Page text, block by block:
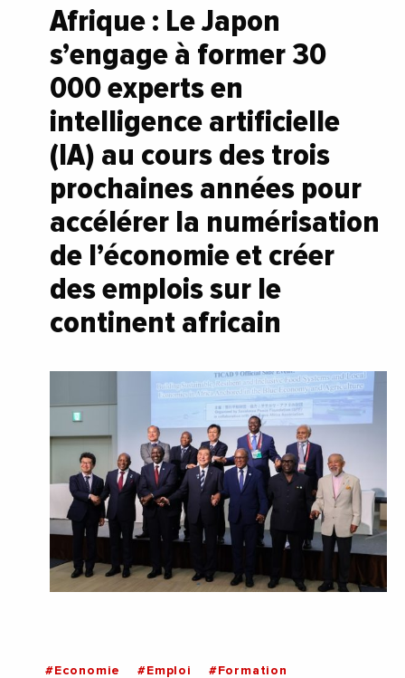
Afrique : Le Japon
s’engage à former 30
000 experts en
intelligence artificielle
(IA) au cours des trois
prochaines années pour
accélérer la numérisation
de l’économie et créer
des emplois sur le
continent africain
#Economie #Emploi
#Formation